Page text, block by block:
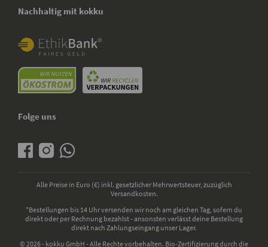
Nachhaltig mit kokku
Folge uns
Alle Preise in Euro (€) inkl. gesetzlicher Mehrwertsteuer, zuzüglich
Versandkosten.
*Bestellungen bis 14 Uhr versenden wir noch am gleichen Tag, sofern du
direkt oder per Rechnung bezahlst - ansonsten verlässt deine Bestellung
direkt nach Zahlungseingang unser Lager.
© 2026 - kokku GmbH - Alle Rechte vorbehalten. Bio-Zertifizierung durch die